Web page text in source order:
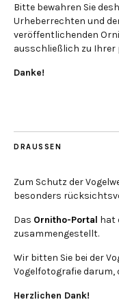
Bitte bewahren Sie
Urheberrechten und
veröffentlichenden
ausschließlich zu
Danke!
DRAUSSEN
Zum Schutz der
besonders
Das Ornitho-Portal hat
zusammengestellt.
Wir bitten Sie bei der
Vogelfotografie darum,
Herzlichen Dank!